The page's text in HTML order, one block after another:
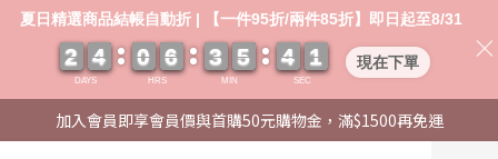
加入會員即享會員價與首購50元購物金，滿$1500再免運
夏日精選商品結帳自動折 | 【一件95折/兩件85折】即日起至8/31
DAYS
2
2
2
2 4
4
4
4
HRS
0
0
0
0 6
6
6
6
MIN
3
3
3
3 5
5
5
5
SEC
4
4
4
4 0
0
1
1
0 現在下單